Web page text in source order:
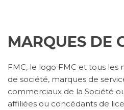
MARQUES DE
FMC, le logo FMC et tous les
de société, marques de
commerciaux de la Société
affiliées ou concédants de